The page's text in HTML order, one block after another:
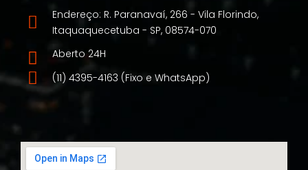
Endereço: R. Paranavaí, 266 - Vila Florindo,
Itaquaquecetuba - SP, 08574-070
Aberto 24H
(11) 4395-4163 (Fixo e WhatsApp)